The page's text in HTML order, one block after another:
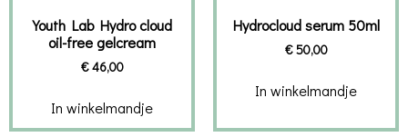
Youth Lab Hydro cloud
oil-free gelcream
€46,00
In winkelmandje
Hydrocloud serum 50ml
€50,00
In winkelmandje